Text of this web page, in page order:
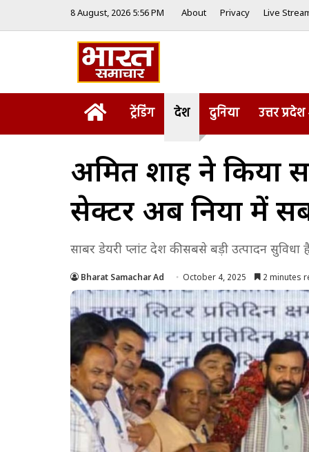
8 August, 2026 5:56 PM About Privacy Live
Homeट्रेंडिंग देश दुनिया उत्तर प्रदेश
अमित शाह ने किया
सेक्टर अब दुनिया में
साबर डेयरी प्लांट देश की सबसे बड़ी उत्पादन सुविधा
Bharat Samachar Ad October 4, 2025 2 minutes